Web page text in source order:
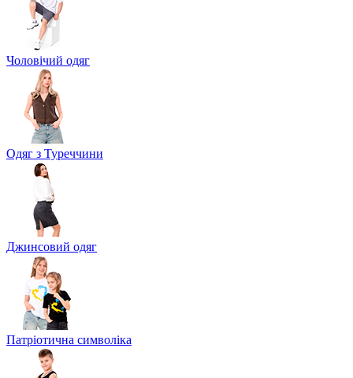
Чоловічий одяг
Одяг з Туреччини
Джинсовий одяг
Патріотична символіка